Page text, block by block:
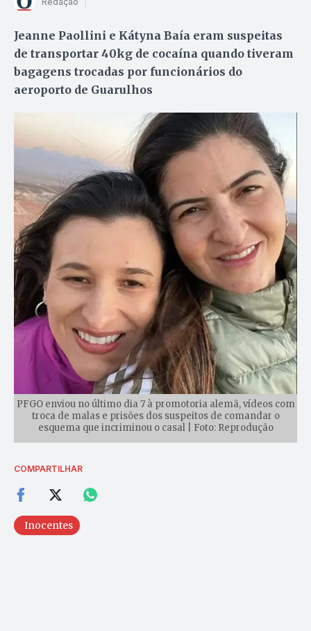
Jeanne Paollini e Kátyna Baía eram suspeitas
de transportar 40kg de cocaína quando tiveram
bagagens trocadas por funcionários do
aeroporto de Guarulhos
PFGO enviou no último dia 7 à promotoria alemã, vídeos com
troca de malas e prisões dos suspeitos de comandar o
esquema que incriminou o casal | Foto: Reprodução
COMPARTILHAR
Inocentes